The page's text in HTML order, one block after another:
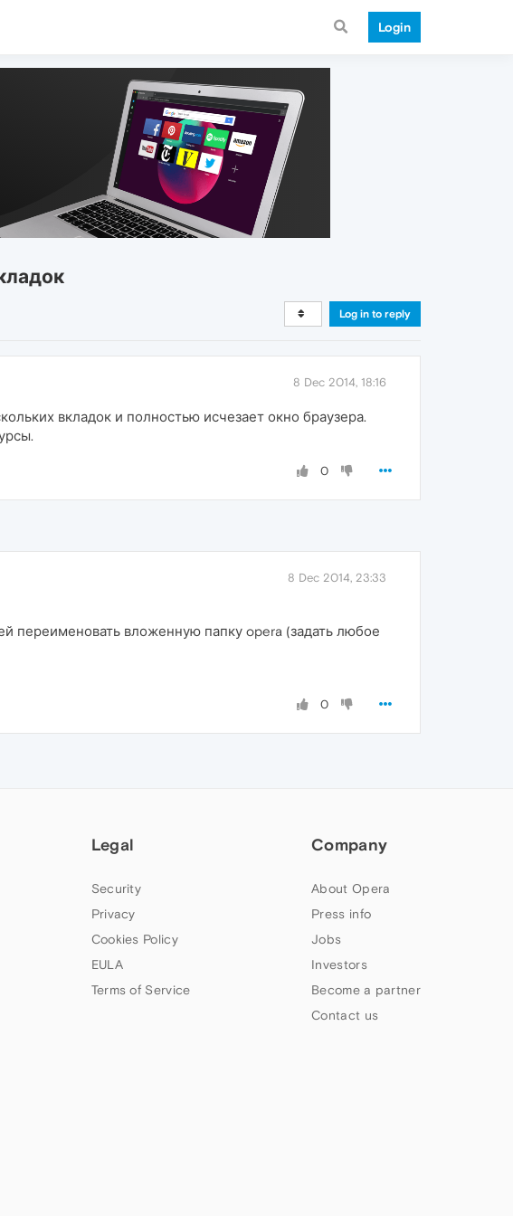
Login
Log in to reply
8 Dec 2014, 18:16
вкладок и полностью исчезает окно браузера.
0
8 Dec 2014, 23:33
переименовать вложенную папку opera (задать любое
0
Legal
Security
Privacy
Cookies Policy
EULA
Terms of Service
Company
About Opera
Press info
Jobs
Investors
Become a partner
Contact us